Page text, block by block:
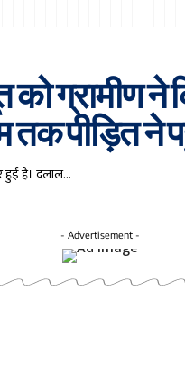
ग्रामीण ने
पीड़ित ने
हुई है। दलाल…
- Advertisement -